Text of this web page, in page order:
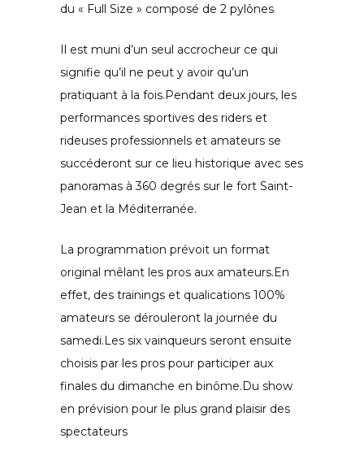
du « Full Size » composé de 2 pylônes
Il est muni d’un seul accrocheur ce qui
signifie qu’il ne peut y avoir qu’un
pratiquant à la fois.Pendant deux jours, les
performances sportives des riders et
rideuses professionnels et amateurs se
succéderont sur ce lieu historique avec ses
panoramas à 360 degrés sur le fort Saint-
Jean et la Méditerranée.
La programmation prévoit un format
original mêlant les pros aux amateurs.En
effet, des trainings et qualications 100%
amateurs se dérouleront la journée du
samedi.Les six vainqueurs seront ensuite
choisis par les pros pour participer aux
finales du dimanche en binôme.Du show
en prévision pour le plus grand plaisir des
spectateurs